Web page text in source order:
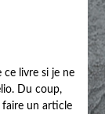
ce livre si je ne
Du coup,
faire un article